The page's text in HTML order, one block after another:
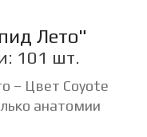
Лето"
101 шт.
– Цвет Coyote
анатомии